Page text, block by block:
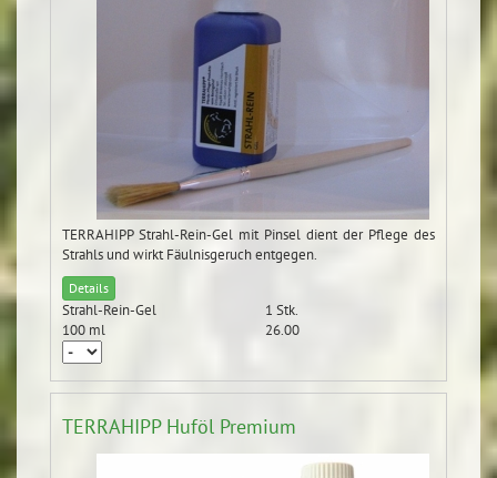
TERRAHIPP Strahl-Rein-Gel mit Pinsel dient der Pflege des
Strahls und wirkt Fäulnisgeruch entgegen.
Details
Strahl-Rein-Gel
1 Stk.
100 ml
26.00
TERRAHIPP Huföl Premium